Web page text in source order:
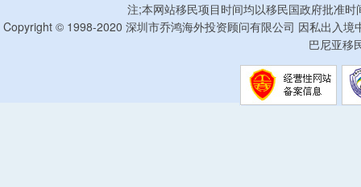
注;本网站移民项目时间均以移民国政府批准
Copyright © 1998-2020 深圳市乔鸿海外投资顾问有限公司 因私出入
巴尼亚移